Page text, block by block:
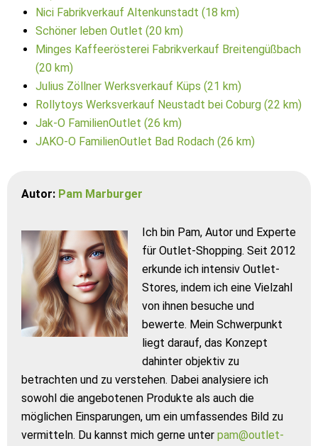
Nici Fabrikverkauf Altenkunstadt (18 km)
Schöner leben Outlet (20 km)
Minges Kaffeerösterei Fabrikverkauf Breitengüßbach
(20 km)
Julius Zöllner Werksverkauf Küps (21 km)
Rollytoys Werksverkauf Neustadt bei Coburg (22 km)
Jak-O FamilienOutlet (26 km)
JAKO-O FamilienOutlet Bad Rodach (26 km)
Autor: Pam Marburger
Ich bin Pam, Autor und Experte
für Outlet-Shopping. Seit 2012
erkunde ich intensiv Outlet-
Stores, indem ich eine Vielzahl
von ihnen besuche und
bewerte. Mein Schwerpunkt
liegt darauf, das Konzept
dahinter objektiv zu
betrachten und zu verstehen. Dabei analysiere ich
sowohl die angebotenen Produkte als auch die
möglichen Einsparungen, um ein umfassendes Bild zu
vermitteln. Du kannst mich gerne unter pam@outlet-